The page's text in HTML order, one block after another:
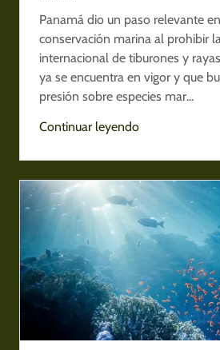
Panamá dio un paso relevante
conservación marina al prohibir
internacional de tiburones y
ya se encuentra en vigor y que
presión sobre especies mar...
Continuar leyendo